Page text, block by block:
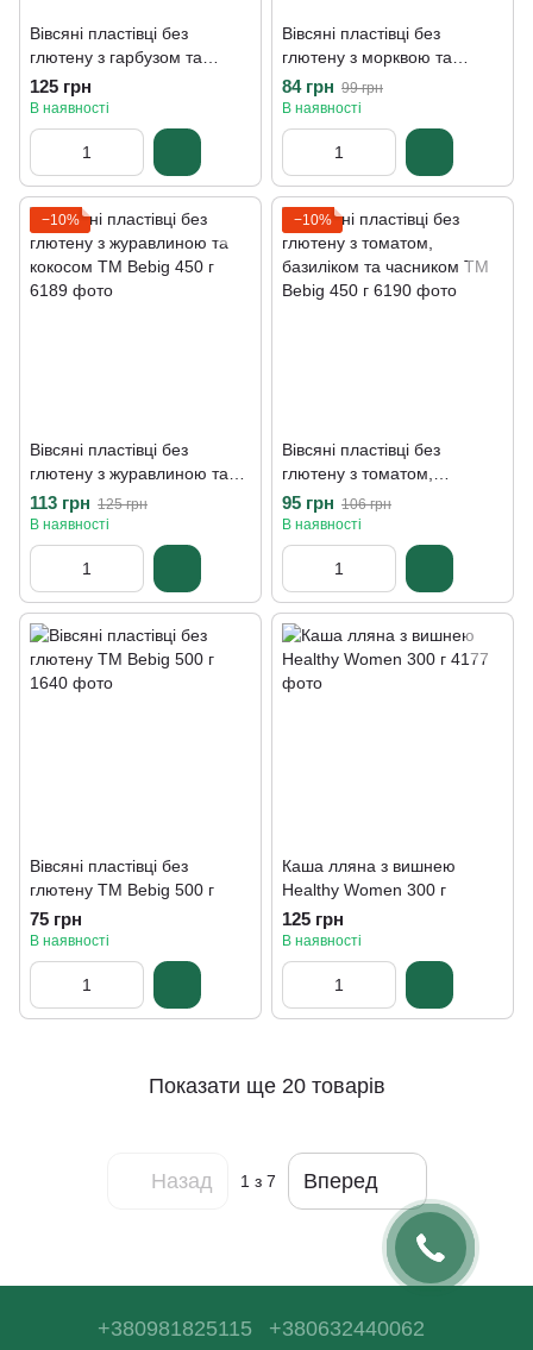
Вівсяні пластівці без
глютену з гарбузом та
спеціями ТМ Bebig 450 г
125 грн
В наявності
Вівсяні пластівці без
глютену з морквою та
спеціями ТМ Bebig 450 г
84 грн 99 грн
В наявності
−10%
Вівсяні пластівці без
глютену з журавлиною та
кокосом ТМ Bebig 450 г
113 грн 125 грн
В наявності
−10%
Вівсяні пластівці без
глютену з томатом,
базиліком та часником ТМ
Bebig 450 г
95 грн 106 грн
В наявності
Вівсяні пластівці без
глютену ТМ Bebig 500 г
75 грн
В наявності
Каша лляна з вишнею
Healthy Women 300 г
125 грн
В наявності
Показати ще 20 товарів
Назад 1 з 7 Вперед
+380981825115 +380632440062